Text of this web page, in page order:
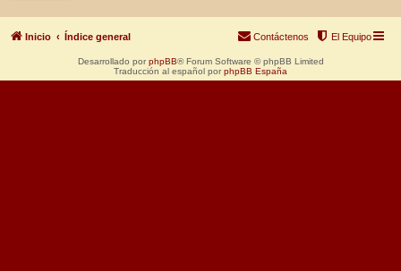
Inicio Índice general El Equipo
Contáctenos
Desarrollado por phpBB® Forum Software © phpBB Limited
Traducción al español por phpBB España